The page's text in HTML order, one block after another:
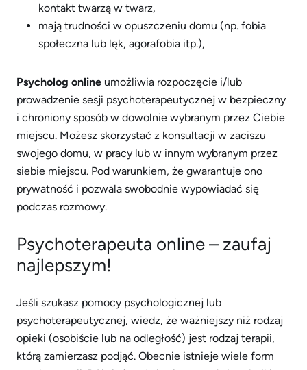
kontakt twarzą w twarz,
mają trudności w opuszczeniu domu (np. fobia
społeczna lub lęk, agorafobia itp.),
Psycholog online umożliwia rozpoczęcie i/lub
prowadzenie sesji psychoterapeutycznej w bezpieczny
i chroniony sposób w dowolnie wybranym przez Ciebie
miejscu. Możesz skorzystać z konsultacji w zaciszu
swojego domu, w pracy lub w innym wybranym przez
siebie miejscu. Pod warunkiem, że gwarantuje ono
prywatność i pozwala swobodnie wypowiadać się
podczas rozmowy.
Psychoterapeuta online – zaufaj
najlepszym!
Jeśli szukasz pomocy psychologicznej lub
psychoterapeutycznej, wiedz, że ważniejszy niż rodzaj
opieki (osobiście lub na odległość) jest rodzaj terapii,
którą zamierzasz podjąć. Obecnie istnieje wiele form